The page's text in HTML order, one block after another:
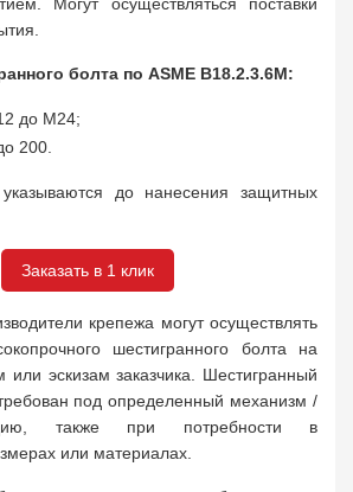
болта по ASME B18.2.3.6M:
до М24;
200.
до нанесения защитных
Заказать в 1 клик
крепежа могут осуществлять
шестигранного болта на
или эскизам заказчика. Шестигранный
под определенный механизм /
также при потребности в
или материалах.